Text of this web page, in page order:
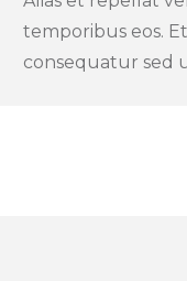
temporibus eos.
consequatur sed